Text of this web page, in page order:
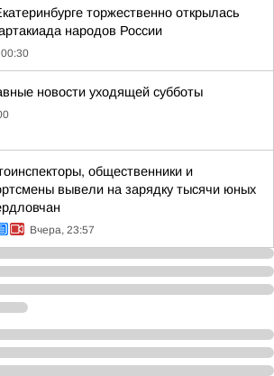
торжественно открылась
народов России
00:30
новости уходящей субботы
общественники и
вывели на зарядку тысячи юных
Вчера, 23:57